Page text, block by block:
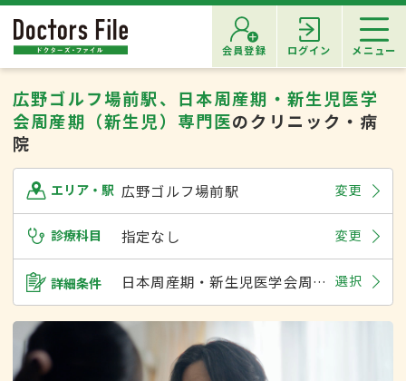
会員登録 ログイン メニュー
広野ゴルフ場前駅、日本周産期・新生児医学
会周産期（新生児）専門医のクリニック・病
院
エリア・駅 広野ゴルフ場前駅 変更
診療科目 指定なし 変更
詳細条件 日本周産期・新生児医学会周産期（新生児）専門医 選択